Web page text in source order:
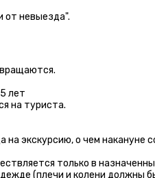
от невыезда".
лет
на туриста.
на экскурсию, о чем накануне
только в
(плечи и колени должны